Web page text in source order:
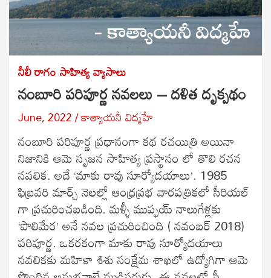
నీలీ రాగంసాహిత్య వ్యాసాలు
నంబూరి పరిపూర్ణ నవలలు – దళిత దృక్పథం
June, 2022 కాత్యాయనీ విద్మహే
నంబూరి పరిపూర్ణ ప్రధానంగా కథ రచయిత్రి అయినా
నిజానికి ఆమె సృజన సాహిత్య ప్రస్థానం లో తొలి రచన
నవలిక. అదే ‘మాకు రావు సూర్యోదయాలు’. 1985
ఫిబ్రవరి మార్చ్ నెలల్లో ఆంధ్రప్రభ వారపత్రికలో సీరియల్
గా ప్రచురించబడింది. మళ్ళీ ముప్ఫయ్ నాలుగేళ్లకు
‘పొలిమేర’ అనే నవల ప్రచురించింది ( నవంబర్ 2018)
పరిపూర్ణ. ఒకరకంగా మాకు రావు సూర్యోదయాలు
నవలికకు మహిళా శిశు సంక్షేమ శాఖలో ఉద్యోగిగా ఆమె